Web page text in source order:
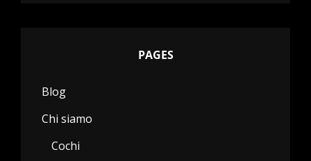
PAGES
Blog
Chi siamo
Cochi